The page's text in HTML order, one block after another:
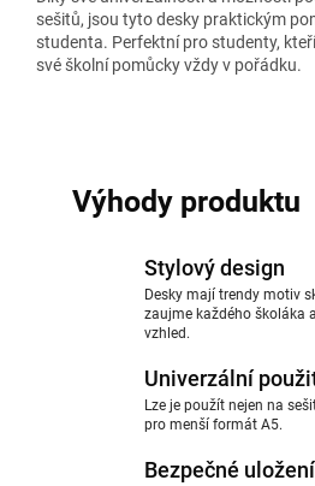
sešitů, jsou tyto desky praktickým
studenta. Perfektní pro studenty,
své školní pomůcky vždy v pořádku.
Výhody produktu
Stylový design
Desky mají trendy motiv
zaujme každého školáka
vzhled.
Univerzální
Lze je použít nejen na
pro menší formát A5.
Bezpečné uložení